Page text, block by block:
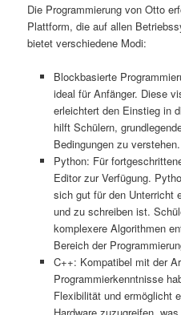
Die Programmierung von Otto
Plattform, die auf allen
bietet verschiedene Modi:
Blockbasierte
ideal für Anfänger. Diese
erleichtert den Einstieg in
hilft Schülern,
Bedingungen zu verstehen.
Python: Für
Editor zur Verfügung.
sich gut für den Unterricht
und zu schreiben ist.
komplexere Algorithmen
Bereich der
C++: Kompatibel mit der
Programmierkenntnisse
Flexibilität und ermöglicht